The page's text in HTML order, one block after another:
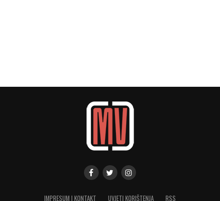
IMPRESUM I KONTAKT UVJETI KORIŠTENJA RSS